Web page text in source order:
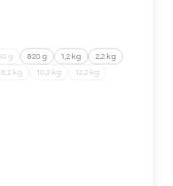
g 820 g 1,2 kg
2,2 kg
8,2 kg 10,2 kg 12,2 kg